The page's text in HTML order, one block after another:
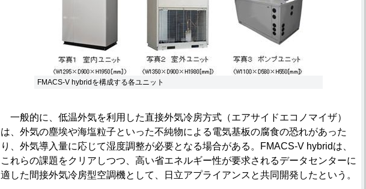
FMACS-V hybridを構成する各ユニット
一般的に、低温外気を利用した直接外気冷房方式（エアサイドエコノマイザ）
は、外気の塵埃や海塩粒子といった不純物による電気基板の腐食の恐れがあった
り、外気導入量に応じて湿度調整が必要となる場合がある。FMACS-V hybridは、
これらの課題をクリアしつつ、高い省エネルギー性が要求されるデータセンターに
適した間接外気冷房型空調機として、日立アプライアンスと共同開発したという。